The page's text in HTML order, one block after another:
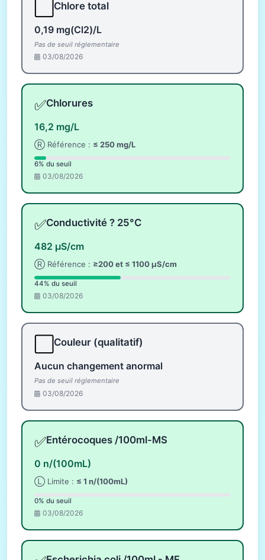
Chlore total
0,19 mg(Cl2)/L
Pas de seuil réglementaire
03/08/2026
✅Chlorures
16,2 mg/L
Ⓡ Référence : ≤ 250 mg/L
6% du seuil
03/08/2026
✅Conductivité ? 25°C
482 µS/cm
Ⓡ Référence : ≥200 et ≤ 1100 µS/cm
44% du seuil
03/08/2026
Couleur (qualitatif)
Aucun changement anormal
Pas de seuil réglementaire
03/08/2026
✅Entérocoques /100ml-MS
0 n/(100mL)
Ⓛ Limite : ≤ 1 n/(100mL)
0% du seuil
03/08/2026